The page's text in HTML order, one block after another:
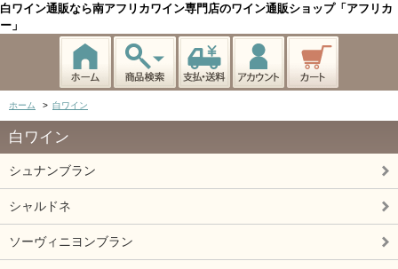
白ワイン通販なら南アフリカワイン専門店のワイン通販ショップ「アフリカ
ー」
ホーム > 白ワイン
白ワイン
シュナンブラン
シャルドネ
ソーヴィニヨンブラン